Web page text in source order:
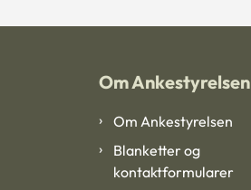
Om Ankestyrelsen
Om Ankestyrelsen
Blanketter og
kontaktformularer